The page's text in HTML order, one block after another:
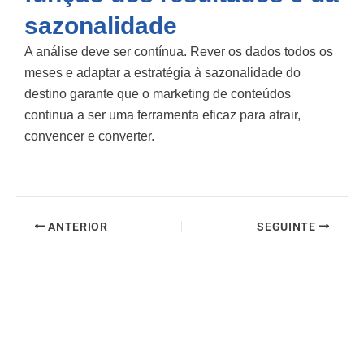
sazonalidade
A análise deve ser contínua. Rever os dados todos os
meses e adaptar a estratégia à sazonalidade do
destino garante que o marketing de conteúdos
continua a ser uma ferramenta eficaz para atrair,
convencer e converter.
ANTERIOR SEGUINTE